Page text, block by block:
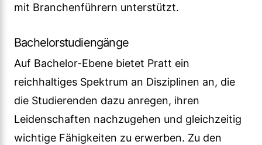
mit Branchenführern unterstützt.
Bachelorstudiengänge
Auf Bachelor-Ebene bietet Pratt ein
reichhaltiges Spektrum an Disziplinen an, die
die Studierenden dazu anregen, ihren
Leidenschaften nachzugehen und gleichzeitig
wichtige Fähigkeiten zu erwerben. Zu den